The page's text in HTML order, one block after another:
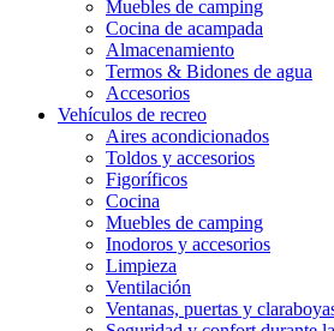
Muebles de camping
Cocina de acampada
Almacenamiento
Termos & Bidones de agua
Accesorios
Vehículos de recreo
Aires acondicionados
Toldos y accesorios
Figoríficos
Cocina
Muebles de camping
Inodoros y accesorios
Limpieza
Ventilación
Ventanas, puertas y